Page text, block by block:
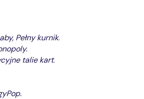
Pełny kurnik.
talie kart.